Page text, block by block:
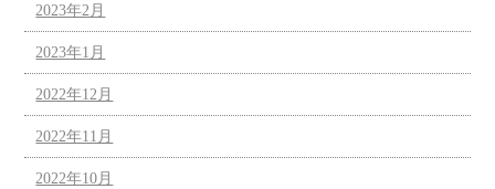
2023年2月
2023年1月
2022年12月
2022年11月
2022年10月